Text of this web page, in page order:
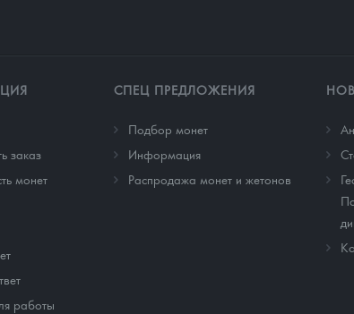
заказ
монет
работы
СПЕЦ ПРЕДЛОЖЕНИЯ
Подбор монет
Информация
Распродажа монет и жетонов